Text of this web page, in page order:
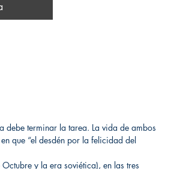
debe terminar la tarea. La vida de ambos
que “el desdén por la felicidad del
y la era soviética), en las tres